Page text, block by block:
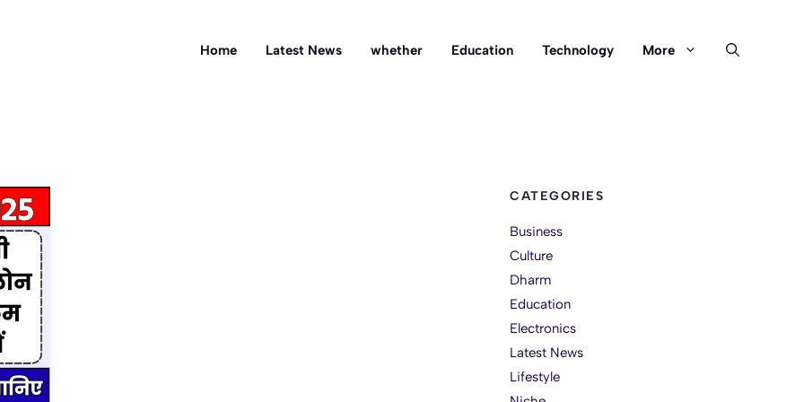
Home Latest News whether Education Technology More
CATEGORIES
Business
Culture
Dharm
Education
Electronics
Latest News
Lifestyle